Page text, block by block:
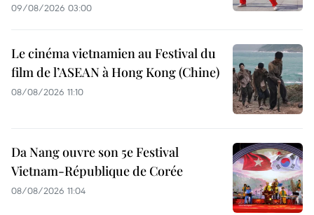
09/08/2026 03:00
Le cinéma vietnamien au Festival du
film de l’ASEAN à Hong Kong (Chine)
08/08/2026 11:10
Da Nang ouvre son 5e Festival
Vietnam-République de Corée
08/08/2026 11:04